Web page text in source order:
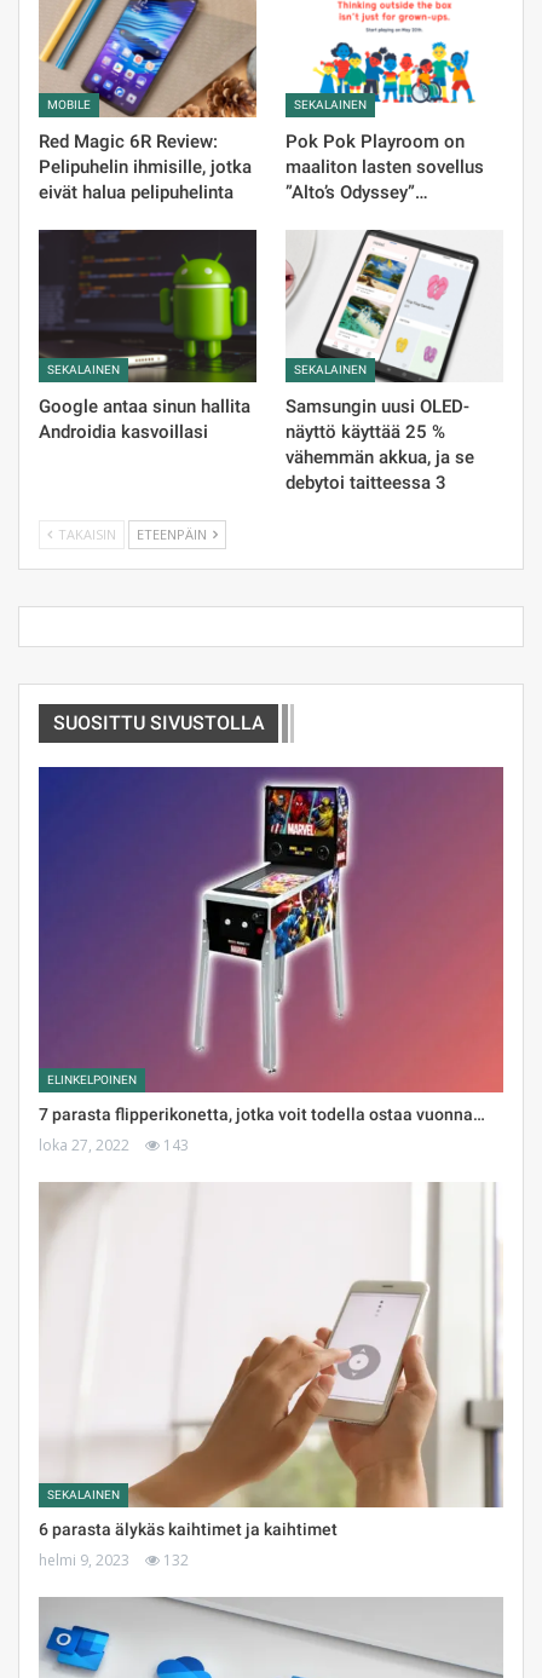
MOBILE
Red Magic 6R Review:
Pelipuhelin ihmisille, jotka
eivät halua pelipuhelinta
SEKALAINEN
Pok Pok Playroom on
maaliton lasten sovellus
”Alto’s Odyssey”…
SEKALAINEN
Google antaa sinun hallita
Androidia kasvoillasi
SEKALAINEN
Samsungin uusi OLED-
näyttö käyttää 25 %
vähemmän akkua, ja se
debytoi taitteessa 3
TAKAISIN ETEENPÄIN
SUOSITTU SIVUSTOLLA
ELINKELPOINEN
7 parasta flipperikonetta, jotka voit todella ostaa vuonna…
loka 27, 2022 143
SEKALAINEN
6 parasta älykäs kaihtimet ja kaihtimet
helmi 9, 2023 132